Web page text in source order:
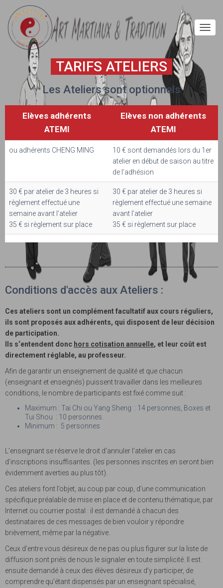
D
E
R
N
V
G
N
TARIFS ATELIERS
Les Ateliers sont optionnels
Elèves adhérents
ATEMI
Elèves non adhérents
ATEMI
ou adhérents CHENG MING
10 € sont demandés lors du 1er
atelier en début de saison au titre
de l’adhésion
30 € par atelier de 3 heures si
règlement effectué une
semaine avant l’atelier
35 € si règlement sur place
30 € par atelier de 3 heures si
règlement effectué une semaine
avant l’atelier
35 € si règlement sur place
Conditions d'accès aux Ateliers :
Ces ateliers sont un complément facultatif aux cours réguliers,
ils sont proposés aux adhérents, qui disposent de leur décision
de participation.
Ils s‘entendent donc hors cotisation annuelle, et leur coût est
directement réglable, au professeur.
Afin de garantir un enseignement de qualité et que chacun
(enseignant et enseignés) puissent travailler dans les meilleures
conditions, le nombre de participants est fixé comme suit :
Maximum : Tai Chi ou Yang Sheng : 14 personnes, Boxes et
Tui Shou : 10 personnes.
Minimum : 5 personnes
L’enseignant se réserve le droit d’annuler l’atelier en cas
d’inscriptions insuffisantes. (les personnes inscrites en seront bien
évidemment averties au plus tôt).
Ces ateliers font l’objet, au coup par coup, d’une communication
spécifique préalable de mise en place et de contenu thématique, par
Internet ou courrier postal : il est demandé à chacun des
destinataires de ces messages de bien vouloir y répondre
brièvement, même par la négative.
Ceux d’entre vous désireux de ne pas ou plus figurer sur la liste de
diffusion sont priés de nous le signaler en toute simplicité. Il est
ensuite demandé à ceux des élèves désireux d’y participer, de
comprendre qu’étant dispensés par un enseignant spécialisé,